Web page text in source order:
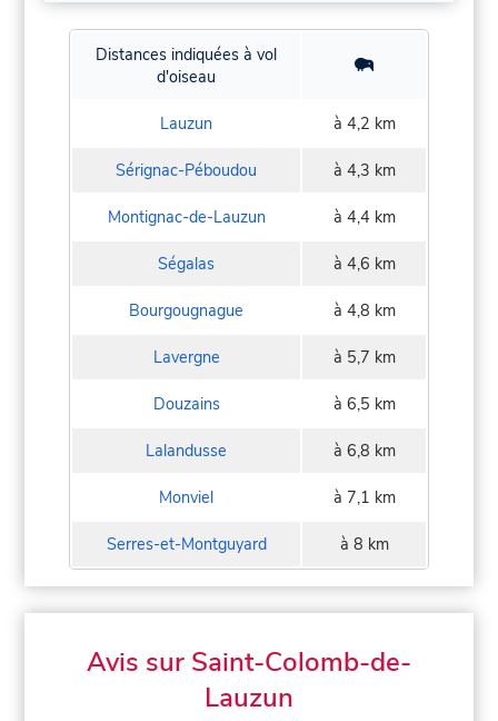
Distances indiquées à vol
d'oiseau
Lauzun à 4,2 km
Sérignac-Péboudou à 4,3 km
Montignac-de-Lauzun à 4,4 km
Ségalas à 4,6 km
Bourgougnague à 4,8 km
Lavergne à 5,7 km
Douzains à 6,5 km
Lalandusse à 6,8 km
Monviel à 7,1 km
Serres-et-Montguyard à 8 km
Avis sur Saint-Colomb-de-
Lauzun